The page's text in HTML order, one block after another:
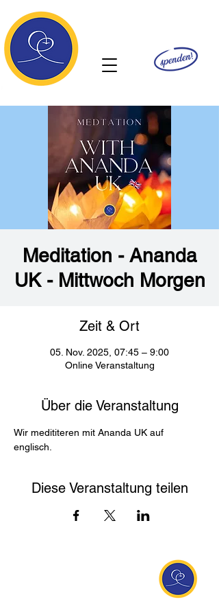
Meditation - Ananda
UK - Mittwoch Morgen
Zeit & Ort
05. Nov. 2025, 07:45 – 9:00
Online Veranstaltung
Über die Veranstaltung
Wir medititeren mit Ananda UK auf
englisch.
Diese Veranstaltung teilen